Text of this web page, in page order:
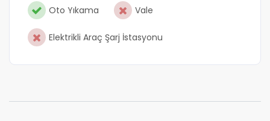
Oto Yıkama Vale
Elektrikli Araç Şarj İstasyonu